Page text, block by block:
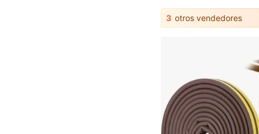
3 otros vendedores